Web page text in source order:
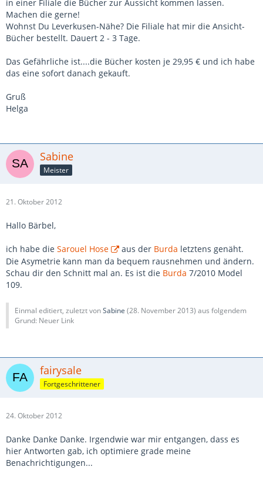
in einer Filiale die Bücher zur Aussicht kommen lassen.
Machen die gerne!
Wohnst Du Leverkusen-Nähe? Die Filiale hat mir die Ansicht-
Bücher bestellt. Dauert 2 - 3 Tage.
Das Gefährliche ist....die Bücher kosten je 29,95 € und ich habe
das eine sofort danach gekauft.
Gruß
Helga
Sabine
Meister
21. Oktober 2012
Hallo Bärbel,
ich habe die Sarouel Hose aus der Burda letztens genäht.
Die Asymetrie kann man da bequem rausnehmen und ändern.
Schau dir den Schnitt mal an. Es ist die Burda 7/2010 Model
109.
Einmal editiert, zuletzt vonSabine (28. November 2013) aus folgendem
Grund: Neuer Link
fairysale
Fortgeschrittener
24. Oktober 2012
Danke Danke Danke. Irgendwie war mir entgangen, dass es
hier Antworten gab, ich optimiere grade meine
Benachrichtigungen...